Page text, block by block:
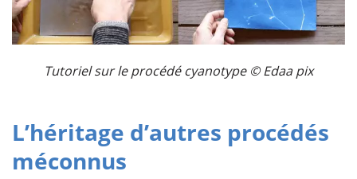
Tutoriel sur le procédé cyanotype © Edaa pix
L’héritage d’autres procédés
méconnus